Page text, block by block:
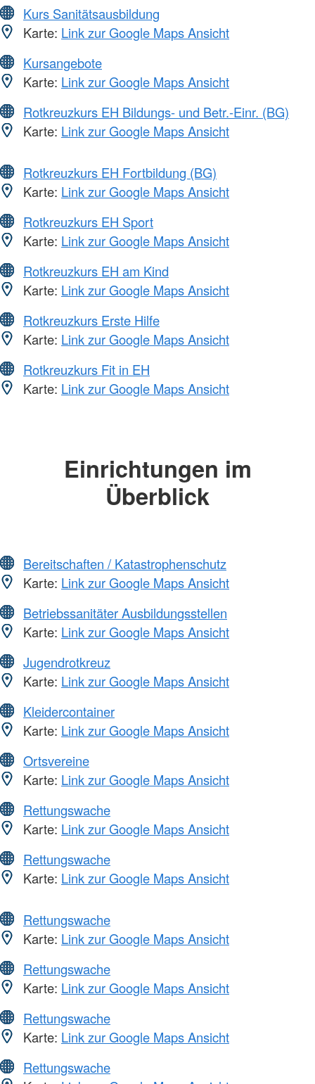
Kurs Sanitätsausbildung
Karte: Link zur Google Maps Ansicht
Kursangebote
Karte: Link zur Google Maps Ansicht
Rotkreuzkurs EH Bildungs- und Betr.-Einr. (BG)
Karte: Link zur Google Maps Ansicht
Rotkreuzkurs EH Fortbildung (BG)
Karte: Link zur Google Maps Ansicht
Rotkreuzkurs EH Sport
Karte: Link zur Google Maps Ansicht
Rotkreuzkurs EH am Kind
Karte: Link zur Google Maps Ansicht
Rotkreuzkurs Erste Hilfe
Karte: Link zur Google Maps Ansicht
Rotkreuzkurs Fit in EH
Karte: Link zur Google Maps Ansicht
Einrichtungen im
Überblick
Bereitschaften / Katastrophenschutz
Karte: Link zur Google Maps Ansicht
Betriebssanitäter Ausbildungsstellen
Karte: Link zur Google Maps Ansicht
Jugendrotkreuz
Karte: Link zur Google Maps Ansicht
Kleidercontainer
Karte: Link zur Google Maps Ansicht
Ortsvereine
Karte: Link zur Google Maps Ansicht
Rettungswache
Karte: Link zur Google Maps Ansicht
Rettungswache
Karte: Link zur Google Maps Ansicht
Rettungswache
Karte: Link zur Google Maps Ansicht
Rettungswache
Karte: Link zur Google Maps Ansicht
Rettungswache
Karte: Link zur Google Maps Ansicht
Rettungswache